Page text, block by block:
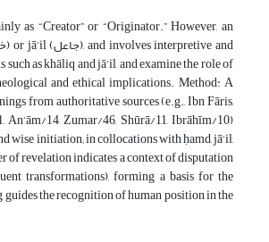
as “Creator” or “Originator.” However, an
as khāliq and jā‘il, and examine the role of
and ethical implications. Method: A
from authoritative sources (e.g., Ibn Fāris,
14, Zumar/46, Shūrā/11, Ibrāhīm/10)
wise initiation; in collocations with ḥamd, jā‘il,
of revelation indicates a context of disputation
transformations), forming a basis for the
the recognition of human position in the